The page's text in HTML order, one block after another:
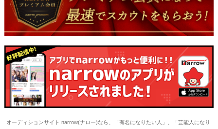
オーディションサイト narrow(ナロー)なら、「有名になりたい人」、「芸能人になり